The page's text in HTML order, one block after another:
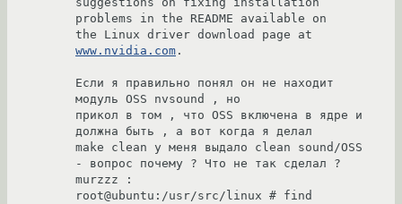
problems in the README available on
www.nvidia.com .
Если я правильно понял он не находит
модуль OSS nvsound , но
прикол в том , что OSS включена в ядре и
должна быть , а вот когда я делал
make clean у меня выдало clean sound/OSS
- вопрос почему ? Что не так сделал ?
murzzz :
root@ubuntu:/usr/src/linux # find